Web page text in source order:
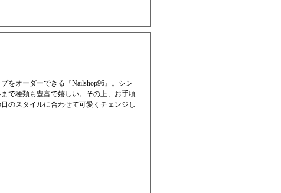
をオーダーできる『Nailshop96』。シン
で種類も豊富で嬉しい。その上、お手頃
のスタイルに合わせて可愛くチェンジし